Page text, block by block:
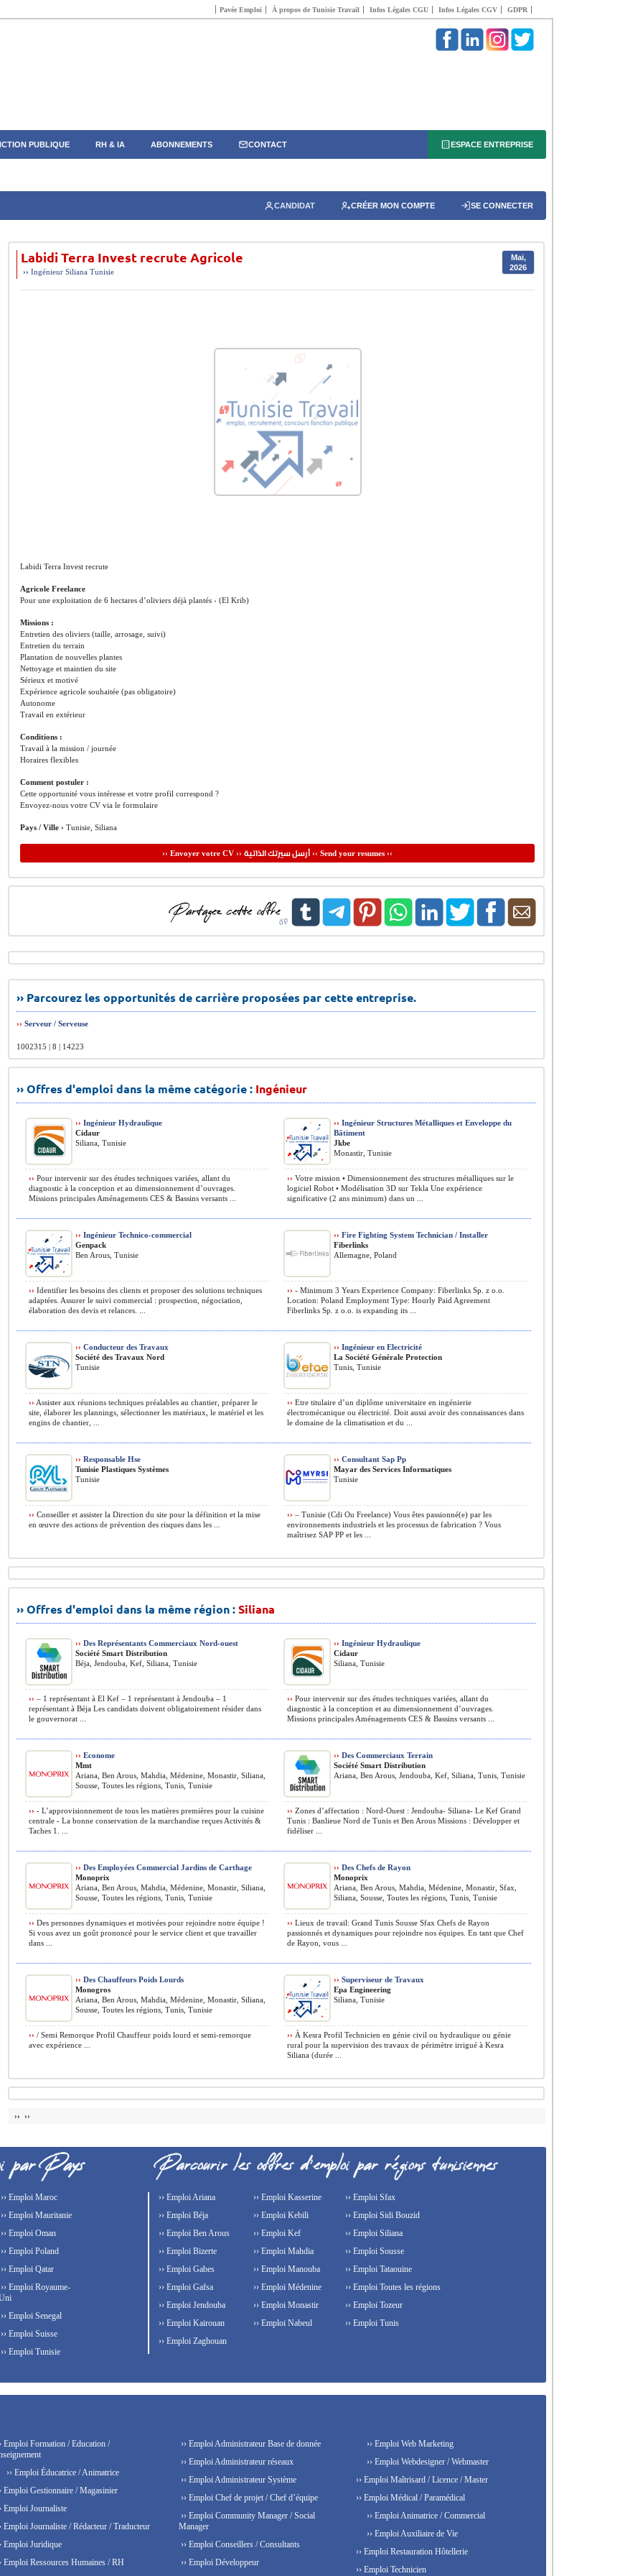
Pavée Emploi À propos de Tunisie Travail Infos Légales CGU Infos Légales CGV GDPR
PUBLIQUE RH & IA ABONNEMENTS CONTACT ESPACE ENTREPRISE
CANDIDAT CRÉER MON COMPTE SE CONNECTER
Labidi Terra Invest recrute Agricole
Mai,
2026
›› Ingénieur Siliana Tunisie
Labidi Terra Invest recrute
Agricole Freelance
Pour une exploitation de 6 hectares d’oliviers déjà plantés › (El Krib)
Missions :
Entretien des oliviers (taille, arrosage, suivi)
Entretien du terrain
Plantation de nouvelles plantes
Nettoyage et maintien du site
Sérieux et motivé
Expérience agricole souhaitée (pas obligatoire)
Autonome
Travail en extérieur
Conditions :
Travail à la mission / journée
Horaires flexibles
Comment postuler :
Cette opportunité vous intéresse et votre profil correspond ?
Envoyez-nous votre CV via le formulaire
Pays / Ville › Tunisie, Siliana
›› Envoyer votre CV ›› أرسل سيرتك الذاتية‹‹ Send your resumes ‹‹
›› Parcourez les opportunités de carrière proposées par cette entreprise.
›› Serveur / Serveuse
1002315 | 8 | 14223
›› Offres d'emploi dans la même catégorie : Ingénieur
›› Ingénieur Hydraulique
Cidaur
Siliana, Tunisie
›› Pour intervenir sur des études techniques variées, allant du
diagnostic à la conception et au dimensionnement d’ouvrages.
Missions principales Aménagements CES & Bassins versants ...
›› Ingénieur Structures Métalliques et Enveloppe du
Bâtiment
Jkbe
Monastir, Tunisie
›› Votre mission • Dimensionnement des structures métalliques sur le
logiciel Robot • Modélisation 3D sur Tekla Une expérience
significative (2 ans minimum) dans un ...
›› Ingénieur Technico-commercial
Genpack
Ben Arous, Tunisie
›› Identifier les besoins des clients et proposer des solutions techniques
adaptées. Assurer le suivi commercial : prospection, négociation,
élaboration des devis et relances. ...
›› Fire Fighting System Technician / Installer
Fiberlinks
Allemagne, Poland
›› - Minimum 3 Years Experience Company: Fiberlinks Sp. z o.o.
Location: Poland Employment Type: Hourly Paid Agreement
Fiberlinks Sp. z o.o. is expanding its ...
›› Conducteur des Travaux
Société des Travaux Nord
Tunisie
›› Assister aux réunions techniques préalables au chantier, préparer le
site, élaborer les plannings, sélectionner les matériaux, le matériel et les
engins de chantier, ...
›› Ingénieur en Electricité
La Société Générale Protection
Tunis, Tunisie
›› Etre titulaire d’un diplôme universitaire en ingénierie
électromécanique ou électricité. Doit aussi avoir des connaissances dans
le domaine de la climatisation et du ...
›› Responsable Hse
Tunisie Plastiques Systèmes
Tunisie
›› Conseiller et assister la Direction du site pour la définition et la mise
en œuvre des actions de prévention des risques dans les ...
›› Consultant Sap Pp
Mayar des Services Informatiques
Tunisie
›› – Tunisie (Cdi Ou Freelance) Vous êtes passionné(e) par les
environnements industriels et les processus de fabrication ? Vous
maîtrisez SAP PP et les ...
›› Offres d'emploi dans la même région :Siliana
›› Des Représentants Commerciaux Nord-ouest
Société Smart Distribution
Béja, Jendouba, Kef, Siliana, Tunisie
›› – 1 représentant à El Kef – 1 représentant à Jendouba – 1
représentant à Béja Les candidats doivent obligatoirement résider dans
le gouvernorat ...
›› Ingénieur Hydraulique
Cidaur
Siliana, Tunisie
›› Pour intervenir sur des études techniques variées, allant du
diagnostic à la conception et au dimensionnement d’ouvrages.
Missions principales Aménagements CES & Bassins versants ...
›› Econome
Mmt
Ariana, Ben Arous, Mahdia, Médenine, Monastir, Siliana,
Sousse, Toutes les régions, Tunis, Tunisie
›› - L’approvisionnement de tous les matières premières pour la cuisine
centrale - La bonne conservation de la marchandise reçues Activités &
Taches 1. ...
›› Des Commerciaux Terrain
Société Smart Distribution
Ariana, Ben Arous, Jendouba, Kef, Siliana, Tunis, Tunisie
›› Zones d’affectation : Nord-Ouest : Jendouba- Siliana- Le Kef Grand
Tunis : Banlieue Nord de Tunis et Ben Arous Missions : Développer et
fidéliser ...
›› Des Employées Commercial Jardins de Carthage
Monoprix
Ariana, Ben Arous, Mahdia, Médenine, Monastir, Siliana,
Sousse, Toutes les régions, Tunis, Tunisie
›› Des personnes dynamiques et motivées pour rejoindre notre équipe !
Si vous avez un goût prononcé pour le service client et que travailler
dans ...
›› Des Chefs de Rayon
Monoprix
Ariana, Ben Arous, Mahdia, Médenine, Monastir, Sfax,
Siliana, Sousse, Toutes les régions, Tunis, Tunisie
›› Lieux de travail: Grand Tunis Sousse Sfax Chefs de Rayon
passionnés et dynamiques pour rejoindre nos équipes. En tant que Chef
de Rayon, vous ...
›› Des Chauffeurs Poids Lourds
Monogros
Ariana, Ben Arous, Mahdia, Médenine, Monastir, Siliana,
Sousse, Toutes les régions, Tunis, Tunisie
›› / Semi Remorque Profil Chauffeur poids lourd et semi-remorque
avec expérience ...
›› Superviseur de Travaux
Epa Engineering
Siliana, Tunisie
›› À Kesra Profil Technicien en génie civil ou hydraulique ou génie
rural pour la supervision des travaux de périmètre irrigué à Kesra
Siliana (durée ...
›› ››
›› Emploi Maroc
›› Emploi Mauritanie
›› Emploi Oman
›› Emploi Poland
›› Emploi Qatar
›› Emploi Royaume-
›› Emploi Senegal
›› Emploi Suisse
›› Emploi Tunisie
›› Emploi Ariana
›› Emploi Béja
›› Emploi Ben Arous
›› Emploi Bizerte
›› Emploi Gabes
›› Emploi Gafsa
›› Emploi Jendouba
›› Emploi Kairouan
›› Emploi Kasserine
›› Emploi Kebili
›› Emploi Kef
›› Emploi Mahdia
›› Emploi Manouba
›› Emploi Médenine
›› Emploi Monastir
›› Emploi Nabeul
›› Emploi Sfax
›› Emploi Sidi Bouzid
›› Emploi Siliana
›› Emploi Sousse
›› Emploi Tataouine
›› Emploi Toutes les régions
›› Emploi Tozeur
›› Emploi Tunis
›› Emploi Zaghouan
Emploi Formation / Education /
›› Emploi Éducatrice / Animatrice
Emploi Gestionnaire / Magasinier
Emploi Journaliste
Emploi Journaliste / Rédacteur / Traducteur
Emploi Juridique
Emploi Ressources Humaines / RH
›› Emploi Administrateur Base de donnée
›› Emploi Administrateur réseaux
›› Emploi Administrateur Système
›› Emploi Chef de projet / Chef d’équipe
›› Emploi Community Manager / Social
Manager
›› Emploi Conseillers / Consultants
›› Emploi Développeur
›› Emploi Web Marketing
›› Emploi Webdesigner / Webmaster
›› Emploi Maîtrisard / Licence / Master
›› Emploi Médical / Paramédical
›› Emploi Animatrice / Commercial
›› Emploi Auxiliaire de Vie
›› Emploi Restauration Hôtellerie
›› Emploi Technicien